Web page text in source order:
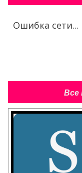
Ошибка сети...
Все